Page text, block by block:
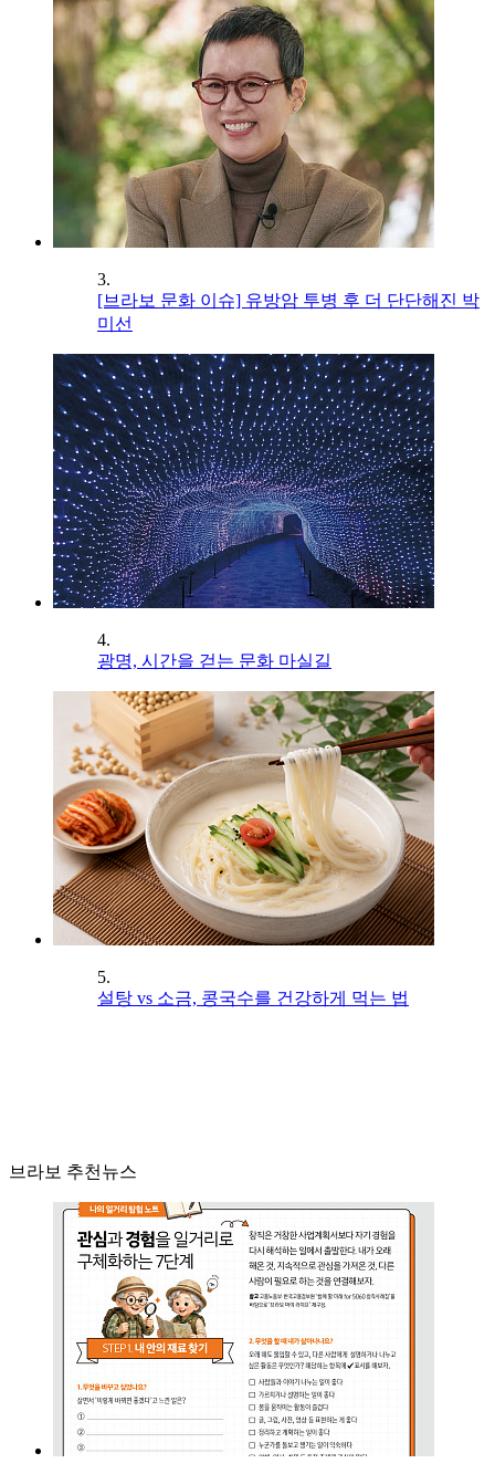
3.
[브라보 문화 이슈] 유방암 투병 후 더 단단해진 박
미선
4.
광명, 시간을 걷는 문화 마실길
5.
설탕 vs 소금, 콩국수를 건강하게 먹는 법
브라보 추천뉴스